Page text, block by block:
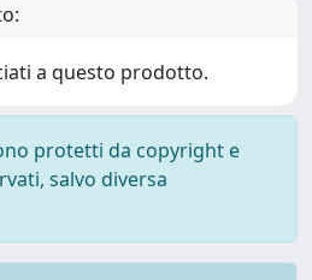
a questo prodotto.
protetti da copyright e
salvo diversa